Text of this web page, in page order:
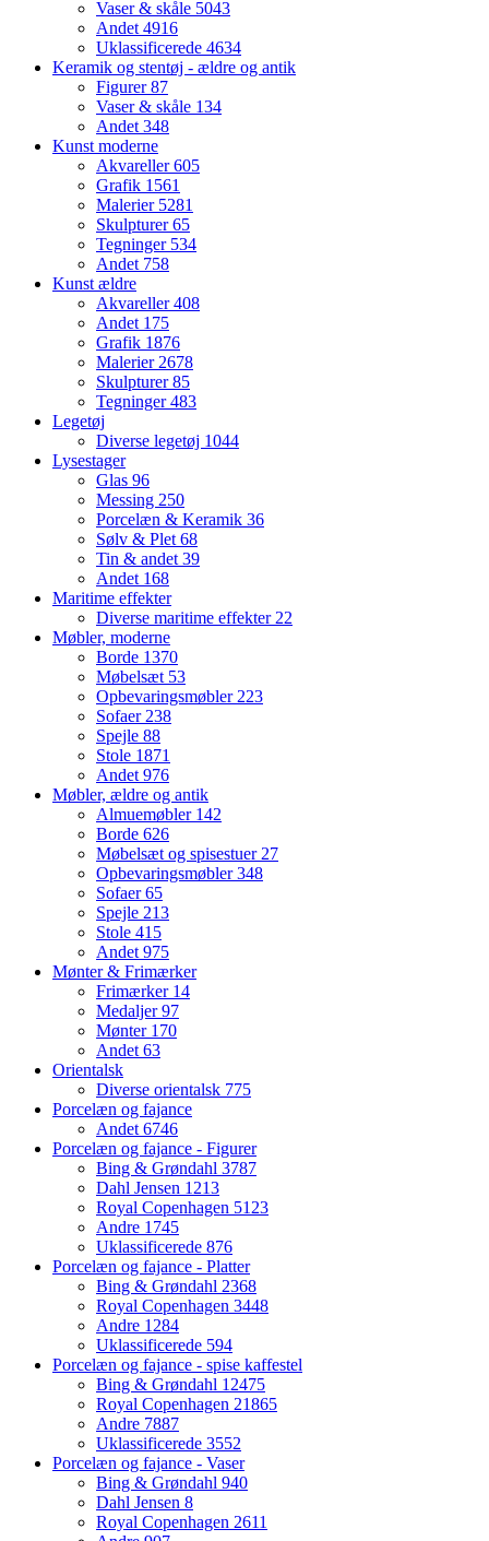
Vaser & skåle 5043
Andet 4916
Uklassificerede 4634
Keramik og stentøj - ældre og antik
Figurer87
Vaser & skåle 134
Andet 348
Kunst moderne
Akvareller605
Grafik 1561
Malerier 5281
Skulpturer65
Tegninger 534
Andet 758
Kunst ældre
Akvareller408
Andet 175
Grafik 1876
Malerier 2678
Skulpturer85
Tegninger483
Legetøj
Diverse legetøj 1044
Lysestager
Glas 96
Messing 250
Porcelæn & Keramik 36
Sølv & Plet 68
Tin & andet 39
Andet 168
Maritime effekter
Diverse maritime effekter 22
Møbler, moderne
Borde 1370
Møbelsæt 53
Opbevaringsmøbler 223
Sofaer 238
Spejle 88
Stole 1871
Andet 976
Møbler, ældre og antik
Almuemøbler 142
Borde 626
Møbelsæt og spisestuer 27
Opbevaringsmøbler348
Sofaer65
Spejle 213
Stole 415
Andet 975
Mønter & Frimærker
Frimærker 14
Medaljer97
Mønter 170
Andet 63
Orientalsk
Diverse orientalsk 775
Porcelæn og fajance
Andet 6746
Porcelæn og fajance - Figurer
Bing & Grøndahl 3787
Dahl Jensen 1213
Royal Copenhagen 5123
Andre 1745
Uklassificerede 876
Porcelæn og fajance - Platter
Bing & Grøndahl 2368
Royal Copenhagen 3448
Andre 1284
Uklassificerede 594
Porcelæn og fajance - spise kaffestel
Bing & Grøndahl 12475
Royal Copenhagen 21865
Andre 7887
Uklassificerede 3552
Porcelæn og fajance - Vaser
Bing & Grøndahl 940
Dahl Jensen 8
Royal Copenhagen 2611